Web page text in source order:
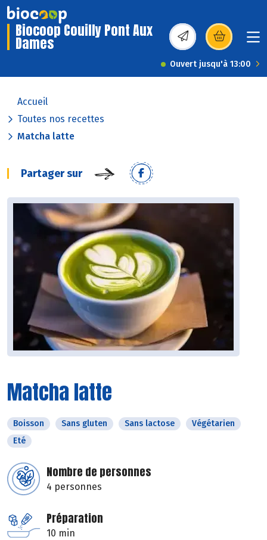
Biocoop Couilly Pont Aux
Dames (s’ouvre dans une
Ouvert jusqu'à 13:00
Accueil
Toutes nos recettes
Matcha latte
Partager sur
Matcha latte
Boisson Sans gluten Sans lactose
Végétarien
Eté
Nombre de personnes
4 personnes
Préparation
10 min